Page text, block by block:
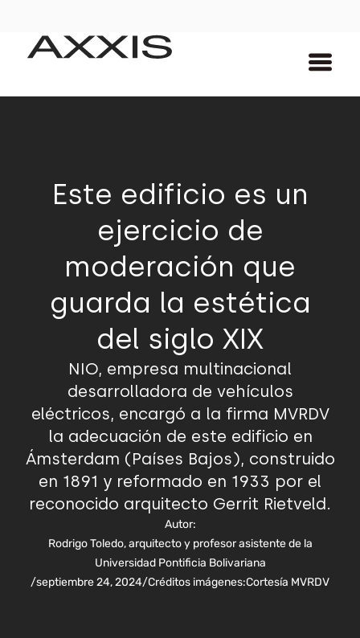
Este edificio es un
ejercicio de
moderación que
guarda la estética
del siglo XIX
NIO, empresa multinacional
desarrolladora de vehículos
eléctricos, encargó a la firma MVRDV
la adecuación de este edificio en
Ámsterdam (Países Bajos), construido
en 1891 y reformado en 1933 por el
reconocido arquitecto Gerrit Rietveld.
Autor:
Rodrigo Toledo, arquitecto y profesor asistente de la
Universidad Pontificia Bolivariana
/septiembre 24, 2024/Créditos imágenes:Cortesía MVRDV